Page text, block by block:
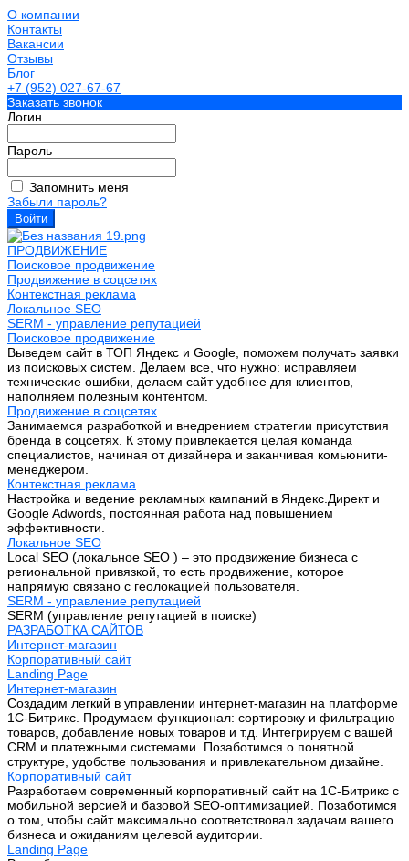
О компании
Контакты
Вакансии
Отзывы
Блог
+7 (952) 027-67-67
Заказать звонок
Логин
Пароль
Запомнить меня
Забыли пароль?
ПРОДВИЖЕНИЕ
Поисковое продвижение
Продвижение в соцсетях
Контекстная реклама
Локальное SEO
SERM - управление репутацией
Поисковое продвижение
Выведем сайт в ТОП Яндекс и Google, поможем получать заявки
из поисковых систем. Делаем все, что нужно: исправляем
технические ошибки, делаем сайт удобнее для клиентов,
наполняем полезным контентом.
Продвижение в соцсетях
Занимаемся разработкой и внедрением стратегии присутствия
бренда в соцсетях. К этому привлекается целая команда
специалистов, начиная от дизайнера и заканчивая комьюнити-
менеджером.
Контекстная реклама
Настройка и ведение рекламных кампаний в Яндекс.Директ и
Google Adwords, постоянная работа над повышением
эффективности.
Локальное SEO
Local SEO (локальное SEO ) – это продвижение бизнеса с
региональной привязкой, то есть продвижение, которое
напрямую связано с геолокацией пользователя.
SERM - управление репутацией
SERM (управление репутацией в поиске)
РАЗРАБОТКА САЙТОВ
Интернет-магазин
Корпоративный сайт
Landing Page
Интернет-магазин
Создадим легкий в управлении интернет-магазин на платформе
1С-Битрикс. Продумаем функционал: сортировку и фильтрацию
товаров, добавление новых товаров и т.д. Интегрируем с вашей
CRM и платежными системами. Позаботимся о понятной
структуре, удобстве пользования и привлекательном дизайне.
Корпоративный сайт
Разработаем современный корпоративный сайт на 1С-Битрикс с
мобильной версией и базовой SEO-оптимизацией. Позаботимся
о том, чтобы сайт максимально соответствовал задачам вашего
бизнеса и ожиданиям целевой аудитории.
Landing Page